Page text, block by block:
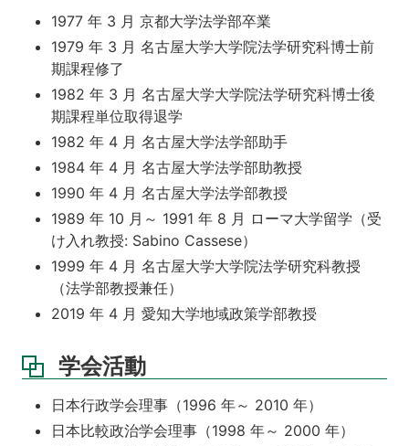
1977 年 3 月 京都大学法学部卒業
1979 年 3 月 名古屋大学大学院法学研究科博士前
期課程修了
1982 年 3 月 名古屋大学大学院法学研究科博士後
期課程単位取得退学
1982 年 4 月 名古屋大学法学部助手
1984 年 4 月 名古屋大学法学部助教授
1990 年 4 月 名古屋大学法学部教授
1989 年 10 月～ 1991 年 8 月 ローマ大学留学（受
け入れ教授: Sabino Cassese）
1999 年 4 月 名古屋大学大学院法学研究科教授
（法学部教授兼任）
2019 年 4 月 愛知大学地域政策学部教授
学会活動
日本行政学会理事（1996 年～ 2010 年）
日本比較政治学会理事（1998 年～ 2000 年）